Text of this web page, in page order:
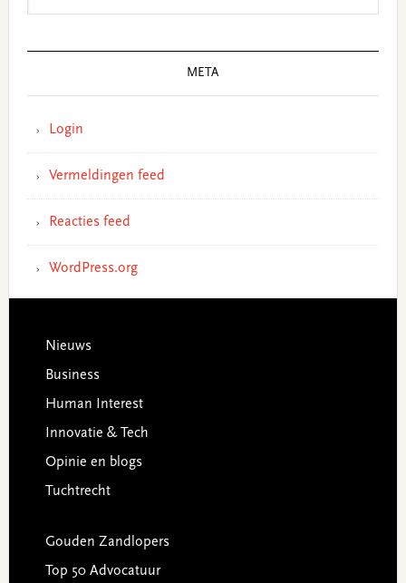
META
Login
Vermeldingen feed
Reacties feed
WordPress.org
Footer
Nieuws
Business
Human Interest
Innovatie & Tech
Opinie en blogs
Tuchtrecht
Gouden Zandlopers
Top 50 Advocatuur